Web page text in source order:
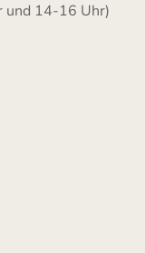
und 14-16 Uhr)